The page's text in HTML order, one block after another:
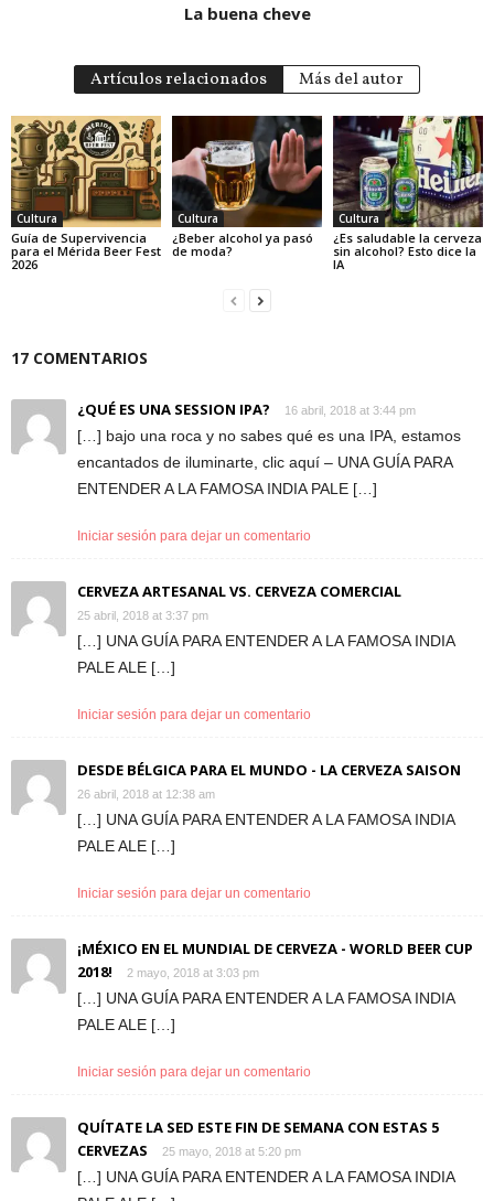
La buena cheve
Artículos relacionados Más del autor
Cultura
Guía de Supervivencia
para el Mérida Beer Fest
2026
Cultura
¿Beber alcohol ya pasó
de moda?
Cultura
¿Es saludable la cerveza
sin alcohol? Esto dice la
IA
17 COMENTARIOS
¿QUÉ ES UNA SESSION IPA? 16 abril, 2018 at 3:44 pm
[…] bajo una roca y no sabes qué es una IPA, estamos
encantados de iluminarte, clic aquí – UNA GUÍA PARA
ENTENDER A LA FAMOSA INDIA PALE […]
Iniciar sesión para dejar un comentario
CERVEZA ARTESANAL VS. CERVEZA COMERCIAL
25 abril, 2018 at 3:37 pm
[…] UNA GUÍA PARA ENTENDER A LA FAMOSA INDIA
PALE ALE […]
Iniciar sesión para dejar un comentario
DESDE BÉLGICA PARA EL MUNDO - LA CERVEZA SAISON
26 abril, 2018 at 12:38 am
[…] UNA GUÍA PARA ENTENDER A LA FAMOSA INDIA
PALE ALE […]
Iniciar sesión para dejar un comentario
¡MÉXICO EN EL MUNDIAL DE CERVEZA - WORLD BEER CUP
2018!
2 mayo, 2018 at 3:03 pm
[…] UNA GUÍA PARA ENTENDER A LA FAMOSA INDIA
PALE ALE […]
Iniciar sesión para dejar un comentario
QUÍTATE LA SED ESTE FIN DE SEMANA CON ESTAS 5
CERVEZAS
25 mayo, 2018 at 5:20 pm
[…] UNA GUÍA PARA ENTENDER A LA FAMOSA INDIA